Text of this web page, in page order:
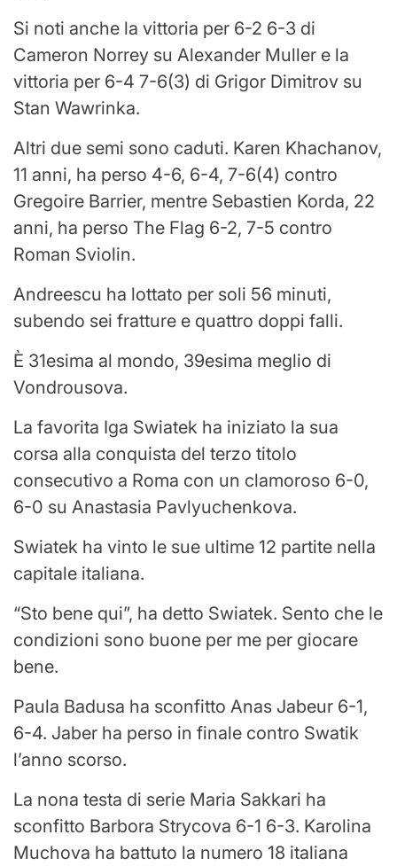
Si noti anche la vittoria per 6-2 6-3 di
Cameron Norrey su Alexander Muller e la
vittoria per 6-4 7-6(3) di Grigor Dimitrov su
Stan Wawrinka.
Altri due semi sono caduti. Karen Khachanov,
11 anni, ha perso 4-6, 6-4, 7-6(4) contro
Gregoire Barrier, mentre Sebastien Korda, 22
anni, ha perso The Flag 6-2, 7-5 contro
Roman Sviolin.
Andreescu ha lottato per soli 56 minuti,
subendo sei fratture e quattro doppi falli.
È 31esima al mondo, 39esima meglio di
Vondrousova.
La favorita Iga Swiatek ha iniziato la sua
corsa alla conquista del terzo titolo
consecutivo a Roma con un clamoroso 6-0,
6-0 su Anastasia Pavlyuchenkova.
Swiatek ha vinto le sue ultime 12 partite nella
capitale italiana.
“Sto bene qui”, ha detto Swiatek. Sento che le
condizioni sono buone per me per giocare
bene.
Paula Badusa ha sconfitto Anas Jabeur 6-1,
6-4. Jaber ha perso in finale contro Swatik
l’anno scorso.
La nona testa di serie Maria Sakkari ha
sconfitto Barbora Strycova 6-1 6-3. Karolina
Muchova ha battuto la numero 18 italiana